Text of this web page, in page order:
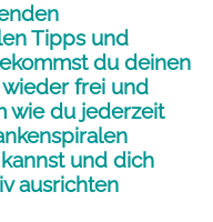
Tipps und
du deinen
frei und
wie du jederzeit
und dich
ausrichten